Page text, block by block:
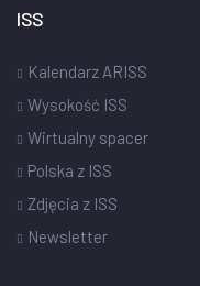
ISS
Kalendarz ARISS
Wysokość ISS
Wirtualny spacer
Polska z ISS
Zdjęcia z ISS
Newsletter